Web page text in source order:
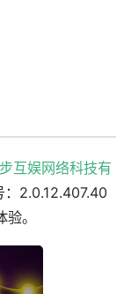
互娱网络科技有
：2.0.12.407.40
。